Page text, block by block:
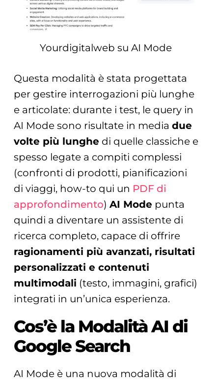
Yourdigitalweb su AI Mode
Questa modalità è stata progettata
per gestire interrogazioni più lunghe
e articolate: durante i test, le query in
AI Mode sono risultate in media due
volte più lunghe di quelle classiche e
spesso legate a compiti complessi
(confronti di prodotti, pianificazioni
di viaggi, how-to qui un PDF di
approfondimento) AI Mode punta
quindi a diventare un assistente di
ricerca completo, capace di offrire
ragionamenti più avanzati, risultati
personalizzati e contenuti
multimodali (testo, immagini, grafici)
integrati in un’unica esperienza.
Cos’è la Modalità AI di
Google Search
AI Mode è una nuova modalità di